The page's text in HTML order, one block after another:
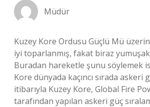
Müdür
Kuzey Kore Ordusu Güçlü Mü
iyi toparlanmış, fakat biraz
Buradan hareketle şunu söylemek
Kore dünyada kaçıncı sırada askeri
itibarıyla Kuzey Kore, Global Fire
tarafından yapılan askeri güç